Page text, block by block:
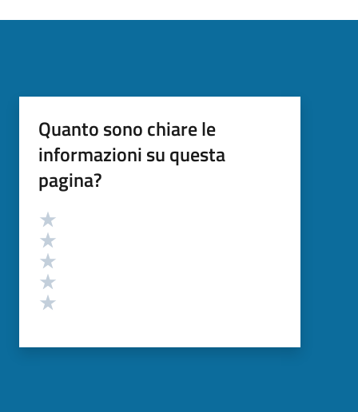
Quanto sono chiare le
informazioni su questa
pagina?
Valutazione